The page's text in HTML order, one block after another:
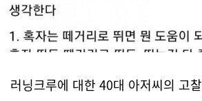
러닝크루에 대한 40대 아저씨의 고찰